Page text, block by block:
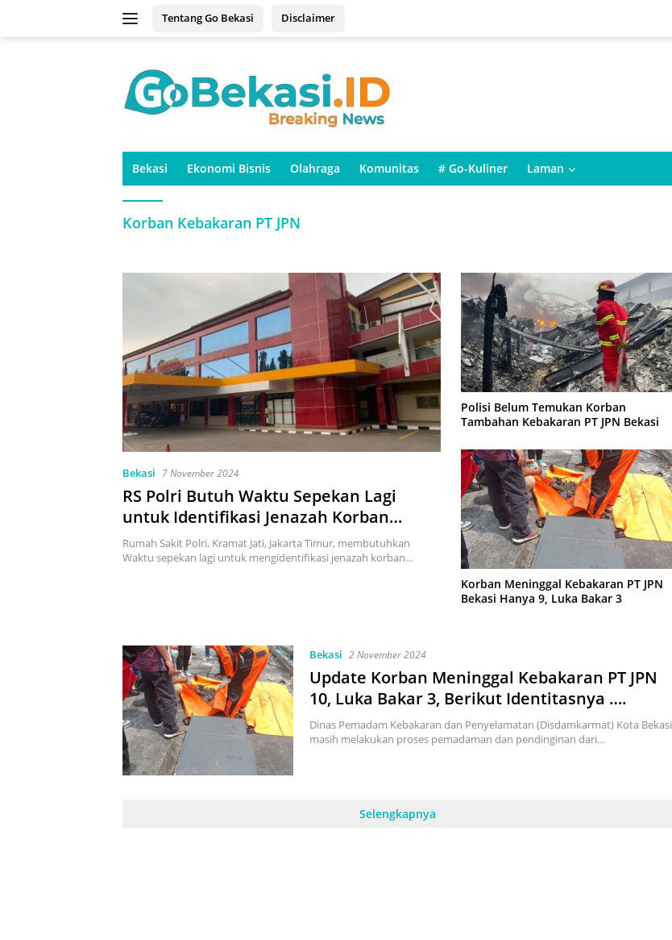
Tentang Go Bekasi Disclaimer
Bekasi Ekonomi Bisnis Olahraga Komunitas # Go-Kuliner Laman
Korban Kebakaran PT JPN
Bekasi 7 November 2024
RS Polri Butuh Waktu Sepekan Lagi
untuk Identifikasi Jenazah Korban
Kebakaran PT JPN Bekasi
Rumah Sakit Polri, Kramat Jati, Jakarta Timur, membutuhkan
Waktu sepekan lagi untuk mengidentifikasi jenazah korban…
Polisi Belum Temukan Korban
Tambahan Kebakaran PT JPN Bekasi
Korban Meninggal Kebakaran PT JPN
Bekasi Hanya 9, Luka Bakar 3
Bekasi 2 November 2024
Update Korban Meninggal Kebakaran PT JPN
10, Luka Bakar 3, Berikut Identitasnya ….
Dinas Pemadam Kebakaran dan Penyelamatan (Disdamkarmat) Kota Bekasi
masih melakukan proses pemadaman dan pendinginan dari…
Selengkapnya